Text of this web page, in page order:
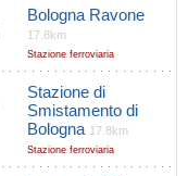
Bologna Ravone
17.8km
Stazione ferroviaria
Stazione di
Smistamento di
Bologna 17.8km
Stazione ferroviaria